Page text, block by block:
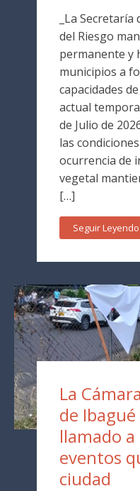
_La
del Riesgo
permanente y
municipios a
capacidades
actual
de Julio de
las
ocurrencia de
vegetal
[…]
Seguir Leyendo
La
de
llamado
eventos
ciudad